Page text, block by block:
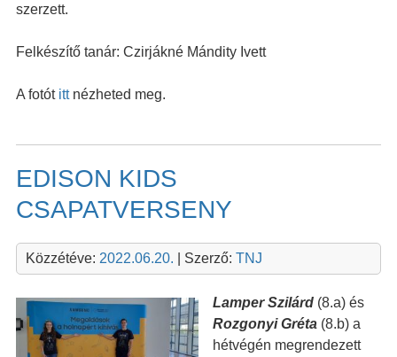
szerzett.
Felkészítő tanár: Czirjákné Mándity Ivett
A fotót ittnézheted meg.
EDISON KIDS
CSAPATVERSENY
Közzétéve: 2022.06.20. | Szerző: TNJ
Lamper Szilárd(8.a) és
Rozgonyi Gréta(8.b) a
hétvégén megrendezett